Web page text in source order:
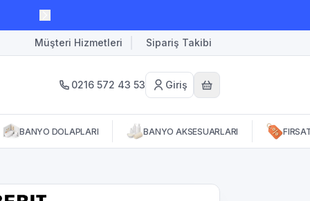
Müşteri Hizmetleri Sipariş Takibi
0216 572 43 53 Giriş
BANYO DOLAPLARI BANYO AKSESUARLARI